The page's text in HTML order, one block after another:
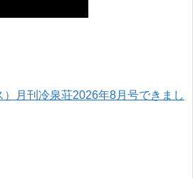
）月刊冷泉荘2026年8月号できまし